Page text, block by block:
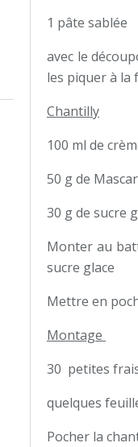
1 pâte sablée
avec le
les piquer à la
Chantilly
100 ml de
50 g de
30 g de sucre
Monter au
sucre glace
Mettre en
Montage
30 petites
quelques
Pocher la